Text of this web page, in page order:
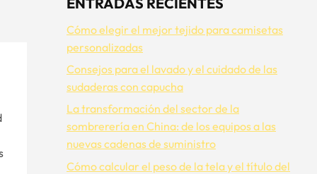
Cómo elegir el mejor tejido para camisetas
personalizadas
Consejos para el lavado y el cuidado de las
sudaderas con capucha
La transformación del sector de la
sombrerería en China: de los equipos a las
nuevas cadenas de suministro
Cómo calcular el peso de la tela y el título del